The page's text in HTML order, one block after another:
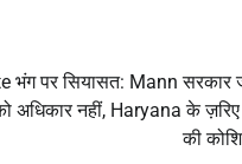
पर सियासत: Mann सरकार
अधिकार नहीं, Haryana के ज़रिए
की